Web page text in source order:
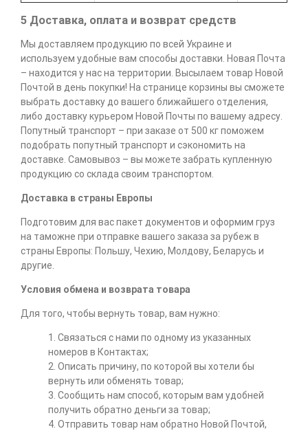
5 Доставка, оплата и возврат средств
Мы доставляем продукцию по всей Украине и
используем удобные вам способы доставки. Новая Почта
– находится у нас на территории. Высылаем товар Новой
Почтой в день покупки! На странице корзины вы сможете
выбрать доставку до вашего ближайшего отделения,
либо доставку курьером Новой Почты по вашему адресу.
Попутный транспорт – при заказе от 500 кг поможем
подобрать попутный транспорт и сэкономить на
доставке. Самовывоз – вы можете забрать купленную
продукцию со склада своим транспортом.
Доставка в страны Европы
Подготовим для вас пакет документов и оформим груз
на таможне при отправке вашего заказа за рубеж в
страны Европы: Польшу, Чехию, Молдову, Беларусь и
другие.
Условия обмена и возврата товара
Для того, чтобы вернуть товар, вам нужно:
1. Связаться с нами по одному из указанных
номеров в Контактах;
2. Описать причину, по которой вы хотели бы
вернуть или обменять товар;
3. Сообщить нам способ, которым вам удобней
получить обратно деньги за товар;
4. Отправить товар нам обратно Новой Почтой,